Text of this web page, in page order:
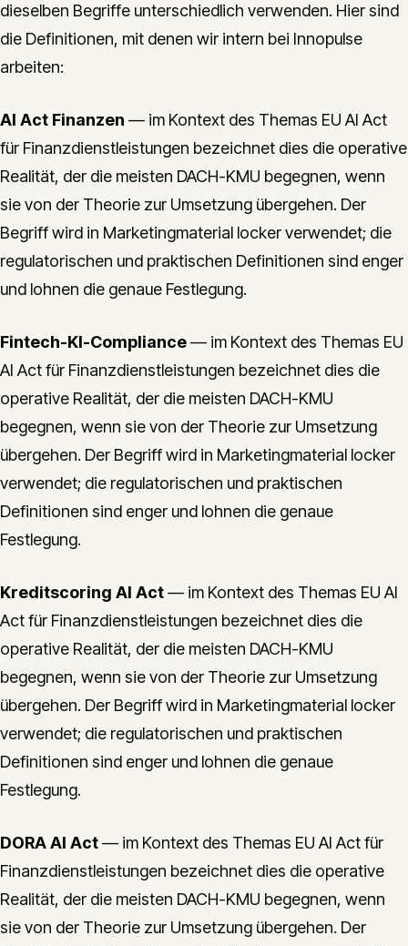
dieselben Begriffe unterschiedlich verwenden. Hier sind
die Definitionen, mit denen wir intern bei Innopulse
arbeiten:
AI Act Finanzen — im Kontext des Themas EU AI Act
für Finanzdienstleistungen bezeichnet dies die operative
Realität, der die meisten DACH-KMU begegnen, wenn
sie von der Theorie zur Umsetzung übergehen. Der
Begriff wird in Marketingmaterial locker verwendet; die
regulatorischen und praktischen Definitionen sind enger
und lohnen die genaue Festlegung.
Fintech-KI-Compliance— im Kontext des Themas EU
AI Act für Finanzdienstleistungen bezeichnet dies die
operative Realität, der die meisten DACH-KMU
begegnen, wenn sie von der Theorie zur Umsetzung
übergehen. Der Begriff wird in Marketingmaterial locker
verwendet; die regulatorischen und praktischen
Definitionen sind enger und lohnen die genaue
Festlegung.
Kreditscoring AI Act— im Kontext des Themas EU AI
Act für Finanzdienstleistungen bezeichnet dies die
operative Realität, der die meisten DACH-KMU
begegnen, wenn sie von der Theorie zur Umsetzung
übergehen. Der Begriff wird in Marketingmaterial locker
verwendet; die regulatorischen und praktischen
Definitionen sind enger und lohnen die genaue
Festlegung.
DORA AI Act— im Kontext des Themas EU AI Act für
Finanzdienstleistungen bezeichnet dies die operative
Realität, der die meisten DACH-KMU begegnen, wenn
sie von der Theorie zur Umsetzung übergehen. Der